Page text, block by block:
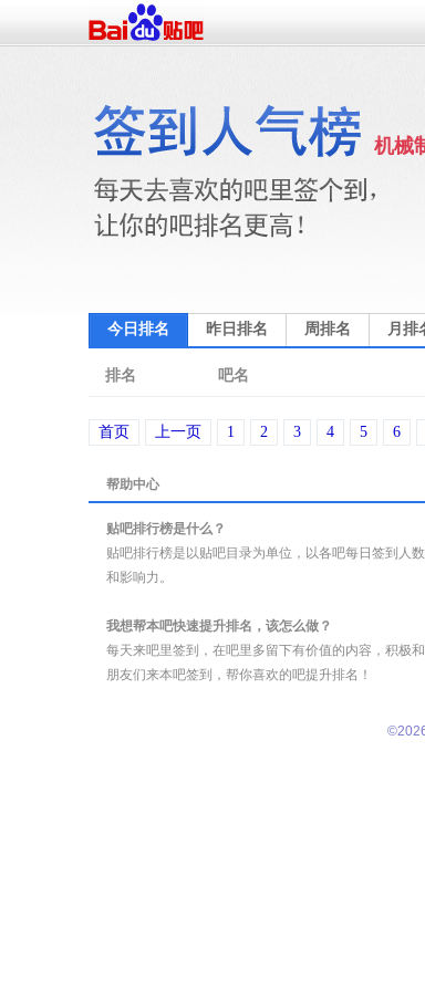
机械
今日排名 昨日排名 周排名 月排
排名 吧名
首页 上一页 1 2 3 4 5 6
帮助中心
贴吧排行榜是什么？
贴吧排行榜是以贴吧目录为单位，以各吧每日签到人
和影响力。
我想帮本吧快速提升排名，该怎么做？
每天来吧里签到，在吧里多留下有价值的内容，积极
朋友们来本吧签到，帮你喜欢的吧提升排名！
©